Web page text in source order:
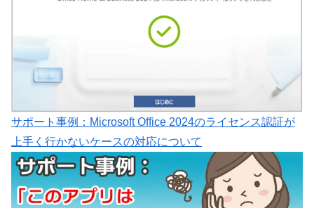
サポート事例：Microsoft Office 2024のライセンス認証が
上手く行かないケースの対応について